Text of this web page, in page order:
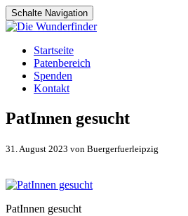
Schalte Navigation
Zum
Inhalt
springen
Startseite
Patenbereich
Spenden
Kontakt
PatInnen gesucht
31. August 2023 von Buergerfuerleipzig
PatInnen gesucht